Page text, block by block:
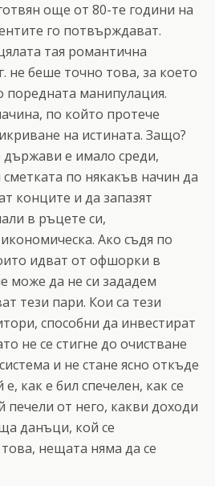
още от 80-те години на
го потвърждават.
тая романтична
не беше точно това, за което
поредната манипулация.
по който протече
на истината. Защо?
е имало среди,
по някакъв начин да
конците и да запазят
в ръцете си,
Ако съдя по
идват от офшорки в
може да не си зададем
тези пари. Кои са тези
способни да инвестират
не се стигне до очистване
и не стане ясно откъде
как е бил спечелен, как се
печели от него, какви доходи
данъци, кой се
нещата няма да се